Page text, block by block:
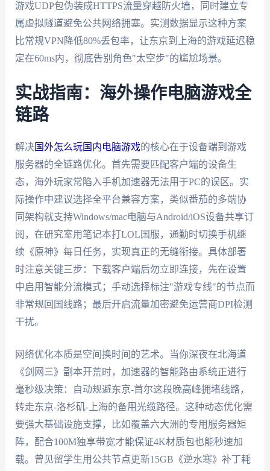
游戏UDP包伪装成HTTPS流量穿越防火墙，同时建立专
属虚拟隧道避免公共网络拥塞。实测数据显示这种方案
比常规VPN降低80%丢包率，让东京到上海的游戏延迟稳
定在60ms内，彻底告别角色"太空步"的尴尬场景。
实战指南：海外操作电脑游戏全
链路
解决国外怎么玩国内电脑游戏的核心在于设备端到游戏
服务器的全链路优化。首先需要匹配客户端的设备生
态，海外玩家常陷入手机加速器无法用于PC的误区。实
际操作中建议选择全平台兼容方案，类似番茄的多端协
同架构就支持Windows/mac电脑与Android/iOS设备共享订
阅，在研究室用笔记本打LOL国服，通勤时切换手机继
续《原神》每日任务，实现真正的无缝衔接。具体部署
时注意关键三步：下载客户端后勿立即连接，先在设置
中启用智能分流模式；手动选择标注"游戏专线"的节点而
非常规回国线路；最后开启流量加密避免运营商DPI检测
干扰。
网络优化本质是空间换时间的艺术。当你深夜在北海道
《剑网三》副本开荒时，加速器的智能路由系统正进行
毫秒级决策：自动规避东京-首尔这段晚高峰拥堵线路，
转走东京-洛杉矶-上海的备用光缆路径。这种动态优化需
要强大基础设施支撑，比如覆盖六大洲的专用服务器矩
阵，配合100M独享带宽才能保证4K材质包也能秒速加
载。曾见留学生用公共节点更新15GB《逆水寒》补丁耗